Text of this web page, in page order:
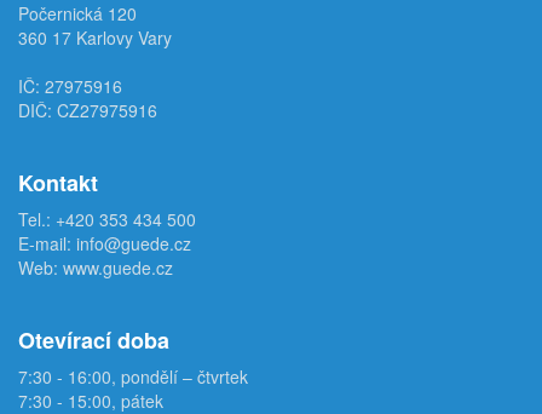
Počernická 120
360 17 Karlovy Vary
IČ: 27975916
DIČ: CZ27975916
Kontakt
Tel.: +420 353 434 500
E-mail: info@guede.cz
Web: www.guede.cz
Otevírací doba
7:30 - 16:00, pondělí – čtvrtek
7:30 - 15:00, pátek